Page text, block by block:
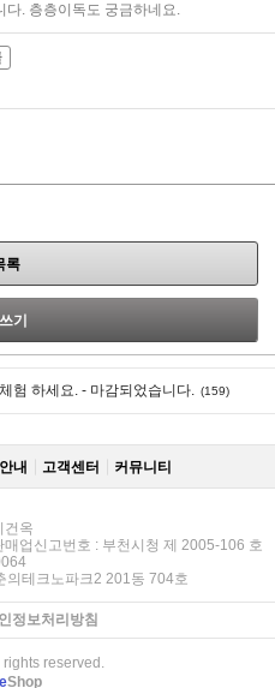
다. 층층이독도 궁금하네요.
록
기
험 하세요. - 마감되었습니다. (159)
내 고객센터 커뮤니티
건옥
업신고번호 : 부천시청 제 2005-106 호
의테크노파크2 201동 704호
정보처리방침
reserved.
Shop